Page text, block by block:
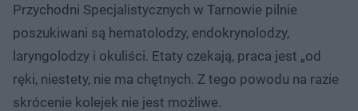
Przychodni Specjalistycznych w Tarnowie pilnie
poszukiwani są hematolodzy, endokrynolodzy,
laryngolodzy i okuliści. Etaty czekają, praca jest „od
ręki, niestety, nie ma chętnych. Z tego powodu na razie
skrócenie kolejek nie jest możliwe.